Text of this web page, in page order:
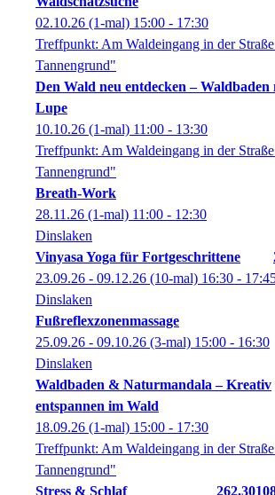
02.10.26 (1-mal) 15:00 - 17:30
Treffpunkt: Am Waldeingang in der
Tannengrund"
Den Wald neu entdecken – Waldbaden
Lupe
10.10.26 (1-mal) 11:00 - 13:30
Treffpunkt: Am Waldeingang in der
Tannengrund"
Breath-Work
28.11.26 (1-mal) 11:00 - 12:30
Dinslaken
Vinyasa Yoga für Fortgeschrittene
23.09.26 - 09.12.26 (10-mal) 16:30 -
Dinslaken
Fußreflexzonenmassage
25.09.26 - 09.10.26 (3-mal) 15:00 - 16:30
Dinslaken
Waldbaden & Naturmandala – Kreativ
entspannen im Wald
18.09.26 (1-mal) 15:00 - 17:30
Treffpunkt: Am Waldeingang in der
Tannengrund"
Stress & Schlaf